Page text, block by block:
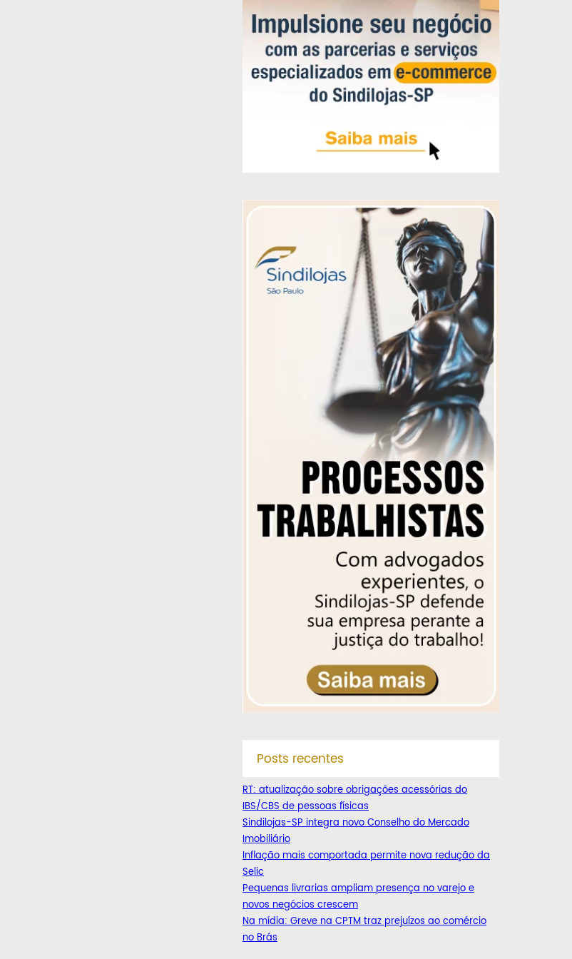
Posts recentes
RT: atualização sobre obrigações acessórias do
IBS/CBS de pessoas físicas
Sindilojas-SP integra novo Conselho do Mercado
Imobiliário
Inflação mais comportada permite nova redução da
Selic
Pequenas livrarias ampliam presença no varejo e
novos negócios crescem
Na mídia: Greve na CPTM traz prejuízos ao comércio
no Brás